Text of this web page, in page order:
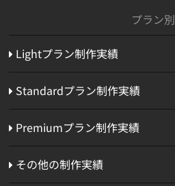
プラン別
Lightプラン制作実績
Standardプラン制作実績
Premiumプラン制作実績
その他の制作実績